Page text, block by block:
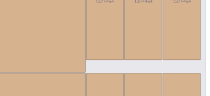
137×454 137×454 137×454